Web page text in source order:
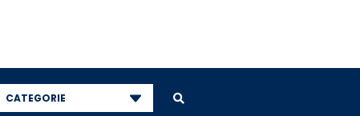
CATEGORIE